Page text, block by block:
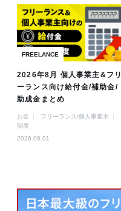
FREELANCE
2026年8月 個人事業主&フリ
ーランス向け給付金/補助金/
助成金まとめ
お金
フリーランス/個人事業主
制度
2026.08.01